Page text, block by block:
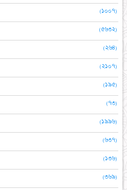
(১০০৭)
(৫৬৩২)
(২৬৪)
(২১০৭)
(১৯৫)
(৭৩)
(১৯৯৬)
(৬৩৭)
(১৩৬)
(৩৬৯)